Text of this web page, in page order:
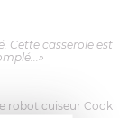
Cette casserole est
robot cuiseur Cook